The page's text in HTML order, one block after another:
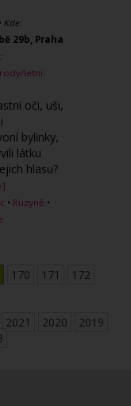
• Kde:
29b, Praha
letni-
oči, uši,
bylinky,
látku
hlasu?
• Ruzyně •
170 171
172
2021 2020
2019